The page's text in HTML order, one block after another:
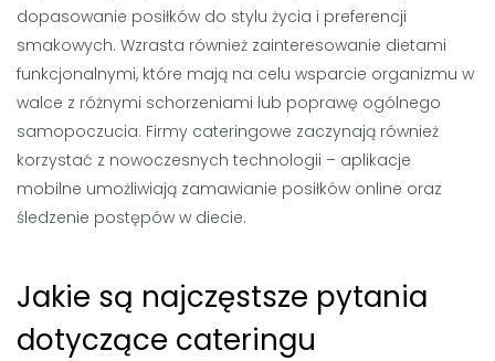
dopasowanie posiłków do stylu życia i preferencji
smakowych. Wzrasta również zainteresowanie dietami
funkcjonalnymi, które mają na celu wsparcie organizmu w
walce z różnymi schorzeniami lub poprawę ogólnego
samopoczucia. Firmy cateringowe zaczynają również
korzystać z nowoczesnych technologii – aplikacje
mobilne umożliwiają zamawianie posiłków online oraz
śledzenie postępów w diecie.
Jakie są najczęstsze pytania
dotyczące cateringu